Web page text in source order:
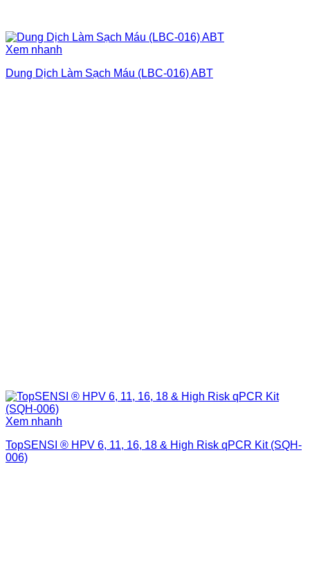
Xem nhanh
Dung Dịch Làm Sạch Máu (LBC-016) ABT
Xem nhanh
TopSENSI ® HPV 6, 11, 16, 18 & High Risk qPCR Kit (SQH-
006)